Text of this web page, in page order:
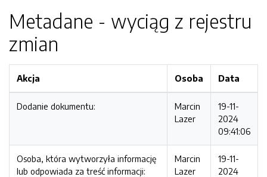
Metadane - wyciąg z rejestru
zmian
Akcja Osoba Data
Dodanie dokumentu:
Marcin
Lazer
19-11-
2024
09:41:06
Osoba, która wytworzyła informację
lub odpowiada za treść informacji:
Marcin
Lazer
19-11-
2024